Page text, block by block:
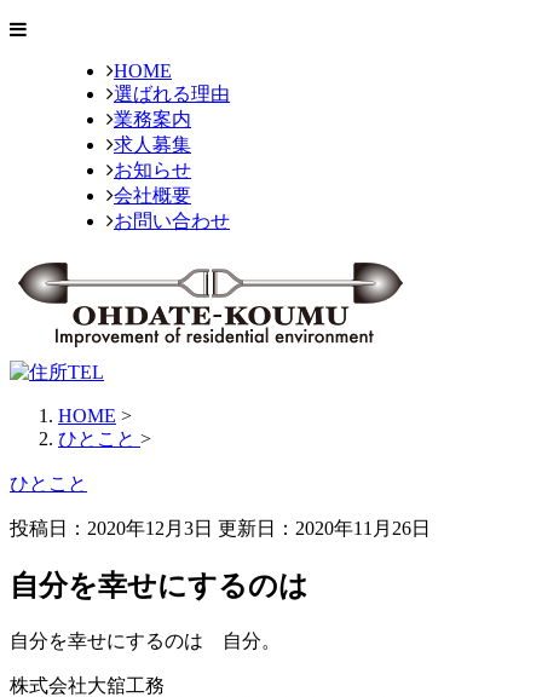
HOME
選ばれる理由
業務案内
求人募集
お知らせ
会社概要
お問い合わせ
HOME >
ひとこと >
ひとこと
投稿日：2020年12月3日 更新日： 2020年11月26日
自分を幸せにするのは
自分を幸せにするのは 自分。
株式会社大舘工務